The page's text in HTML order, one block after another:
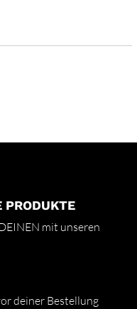
PRODUKTE
mit unseren
deiner Bestellung